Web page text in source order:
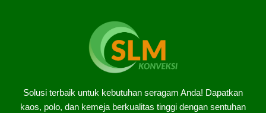
Solusi terbaik untuk kebutuhan seragam Anda! Dapatkan
kaos, polo, dan kemeja berkualitas tinggi dengan sentuhan